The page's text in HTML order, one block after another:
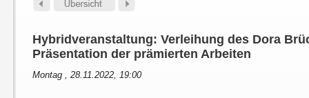
Hybridveranstaltung: Verleihung des Dora
Präsentation der prämierten Arbeiten
Montag , 28.11.2022, 19:00